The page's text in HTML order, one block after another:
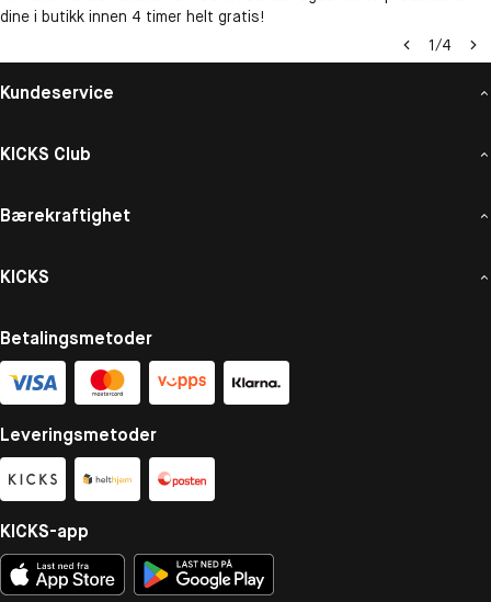
dine i butikk innen 4 timer helt gratis!
1/4
Kundeservice
KICKS Club
Bærekraftighet
KICKS
Betalingsmetoder
Leveringsmetoder
KICKS-app